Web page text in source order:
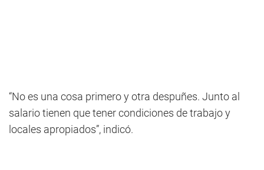
“No es una cosa primero y otra despuñes. Junto al
salario tienen que tener condiciones de trabajo y
locales apropiados”, indicó.